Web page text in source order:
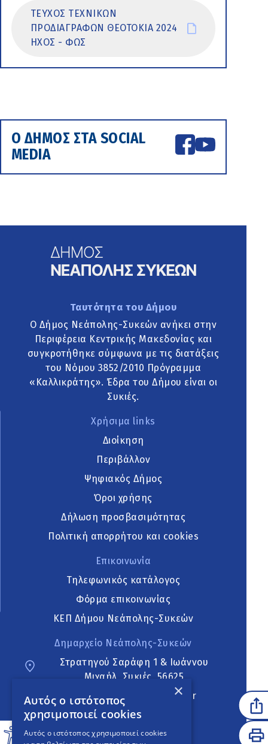
ΤΕΥΧΟΣ ΤΕΧΝΙΚΩΝ
ΠΡΟΔΙΑΓΡΑΦΩΝ ΘΕΟΤΟΚΙΑ 2024
ΗΧΟΣ - ΦΩΣ
Ο ΔΗΜΟΣ ΣΤΑ SOCIAL
MEDIA
Ταυτότητα του Δήμου
Ο Δήμος Νεάπολης-Συκεών ανήκει στην
Περιφέρεια Κεντρικής Μακεδονίας και
συγκροτήθηκε σύμφωνα με τις διατάξεις
του Νόμου 3852/2010 Πρόγραμμα
«Καλλικράτης». Έδρα του Δήμου είναι οι
Συκιές.
Χρήσιμα links
Διοίκηση
Περιβάλλον
Ψηφιακός Δήμος
Όροι χρήσης
Δήλωση προσβασιμότητας
Πολιτική απορρήτου και cookies
Επικοινωνία
Τηλεφωνικός κατάλογος
Φόρμα επικοινωνίας
ΚΕΠ Δήμου Νεάπολης-Συκεών
Δημαρχείο Νεάπολης-Συκεών
Στρατηγού Σαράφη 1 & Ιωάννου
Μιχαήλ, Συκιές, 56625
neapoli.sykies@ddt.gov.gr
Ακολουθήστε
×
Αυτός ο ιστότοπος
χρησιμοποιεί cookies
Αυτός ο ιστότοπος χρησιμοποιεί cookies